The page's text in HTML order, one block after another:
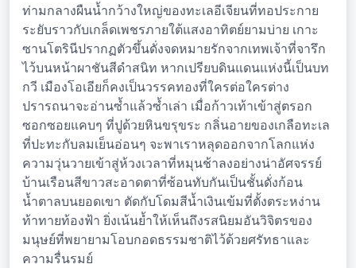
ท่ามกลางผืนน้ำกว้างใหญ่ของทะเลอีเจียนที่ทอประกาย
ระยับราวกับเกล็ดเพชรภายใต้แสงอาทิตย์ยามบ่าย เกาะ
ซานโตรินีปรากฏตัวขึ้นดั่งจดหมายรักจากเทพเจ้าที่จารึก
ไว้บนหน้าผาชันสีดำสนิท หากเปรียบดินแดนแห่งนี้เป็นบท
กวี เมืองโอเอียก็คงเป็นวรรคทองที่ใครต่อใครต่าง
ปรารถนาจะอ่านซ้ำแล้วซ้ำเล่า เมื่อก้าวเท้าเข้าสู่ตรอก
ซอกซอยแคบๆ ที่ปูด้วยหินขรุขระ กลิ่นอายของเกลือทะเล
ที่ปะทะกับลมเย็นอ่อนๆ จะพาเราหลุดออกจากโลกแห่ง
ความวุ่นวายเข้าสู่ห้วงเวลาที่หมุนช้าลงอย่างน่าอัศจรรย์
บ้านเรือนสีขาวสะอาดตาที่ซ้อนทับกันเป็นชั้นดั่งก้อน
น้ำตาลบนยอดเขา ตัดกับโดมสีน้ำเงินเข้มที่ตั้งตระหง่าน
ท้าทายท้องฟ้า ยิ่งเน้นย้ำให้เห็นถึงรสนิยมอันวิจิตรของ
มนุษย์ที่พยายามโอบกอดธรรมชาติไว้ด้วยศรัทธาและ
ความรื่นรมย์